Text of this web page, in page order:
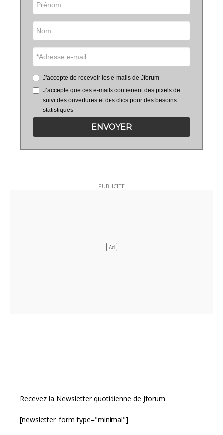
J'accepte de recevoir les e-mails de Jforum
J’accepte que ces e-mails contienent des pixels de
suivi des ouvertures et des clics pour des besoins
statistiques
ENVOYER
Recevez la Newsletter quotidienne de Jforum
[newsletter_form type="minimal"]